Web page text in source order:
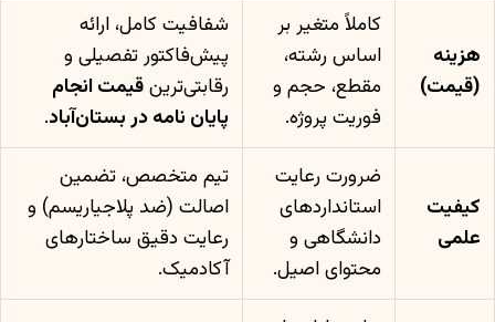
هزینه
(قیمت)
کاملاً متغیر بر
اساس رشته،
مقطع، حجم و
فوریت پروژه.
شفافیت کامل، ارائه
پیش‌فاکتور تفصیلی و
رقابتی‌ترینقیمت انجام
پایان نامه در بستان‌آباد.
کیفیت
علمی
ضرورت رعایت
استانداردهای
دانشگاهی و
محتوای اصیل.
تیم متخصص، تضمین
اصالت (ضد پلاجیاریسم) و
رعایت دقیق ساختارهای
آکادمیک.